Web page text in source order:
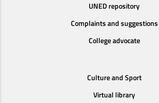
UNED repository
Complaints and suggestions
College advocate
Culture and Sport
Virtual library